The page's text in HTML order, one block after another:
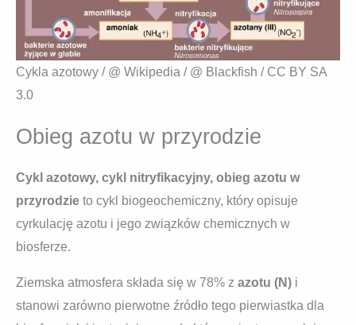
Cykla azotowy / @ Wikipedia / @ Blackfish / CC BY SA
3.0
Obieg azotu w przyrodzie
Cykl azotowy, cykl nitryfikacyjny, obieg azotu w
przyrodzie to cykl biogeochemiczny, który opisuje
cyrkulację azotu i jego związków chemicznych w
biosferze.
Ziemska atmosfera składa się w 78% z azotu (N) i
stanowi zarówno pierwotne źródło tego pierwiastka dla